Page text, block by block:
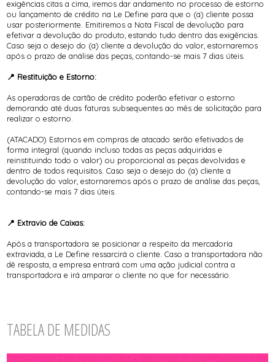
exigências citas a cima, iremos dar andamento no processo de estorno
ou lançamento de crédito na Le Define para que o (a) cliente possa
usar posteriormente. Emitiremos a Nota Fiscal de devolução para
efetivar a devolução do produto, estando tudo dentro das exigências.
Caso seja o desejo do (a) cliente a devolução do valor, estornaremos
após o prazo de análise das peças, contando-se mais 7 dias úteis.
📍 Restituição e Estorno:
As operadoras de cartão de crédito poderão efetivar o estorno
demorando até duas faturas subsequentes ao mês de solicitação para
realizar o estorno.
(ATACADO) Estornos em compras de atacado serão efetivados de
forma integral (quando incluso todas as peças adquiridas e
reinstituindo todo o valor) ou proporcional as peças devolvidas e
dentro de todos requisitos. Caso seja o desejo do (a) cliente a
devolução do valor, estornaremos após o prazo de análise das peças,
contando-se mais 7 dias úteis.
📍 Extravio de Caixas:
Após a transportadora se posicionar a respeito da mercadoria
extraviada, a Le Define ressarcirá o cliente. Caso a transportadora não
dê resposta, a empresa entrará com uma ação judicial contra a
transportadora e irá amparar o cliente no que for necessário.
TABELA DE MEDIDAS